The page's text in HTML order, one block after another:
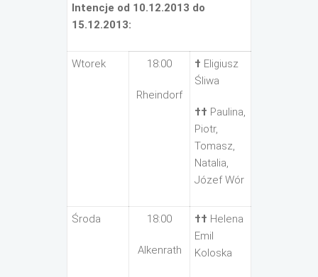
Intencje od 10.12.2013 do
15.12.2013:
Wtorek 18:00
Rheindorf
† Eligiusz
Śliwa
†† Paulina,
Piotr,
Tomasz,
Natalia,
Józef Wór
Środa 18:00
Alkenrath
†† Helena
Emil
Koloska